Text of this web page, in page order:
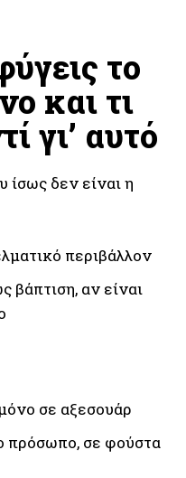
το
και τι
γι’ αυτό
δεν είναι η
περιβάλλον
βάπτιση, αν είναι
σε αξεσουάρ
πρόσωπο, σε φούστα